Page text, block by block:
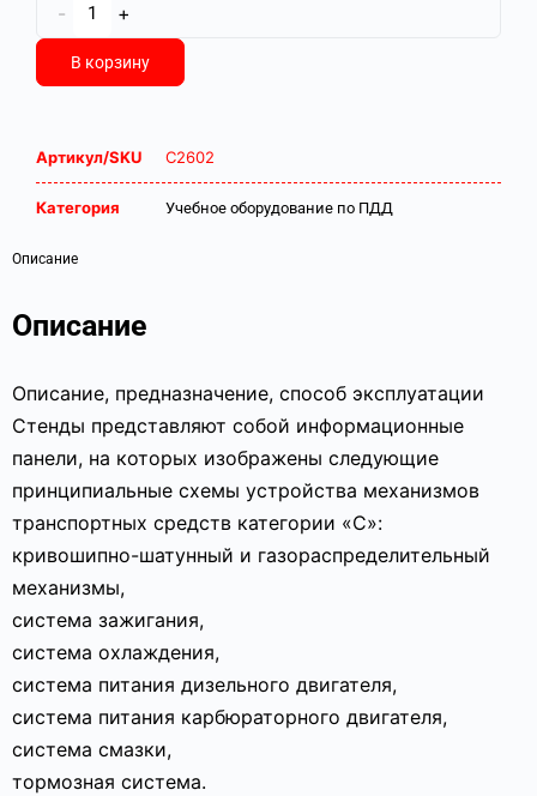
- +
В корзину
Артикул/SKU С2602
Категория Учебное оборудование по ПДД
Описание
Описание
Описание, предназначение, способ эксплуатации
Стенды представляют собой информационные
панели, на которых изображены следующие
принципиальные схемы устройства механизмов
транспортных средств категории «С»:
кривошипно-шатунный и газораспределительный
механизмы,
система зажигания,
система охлаждения,
система питания дизельного двигателя,
система питания карбюраторного двигателя,
система смазки,
тормозная система.